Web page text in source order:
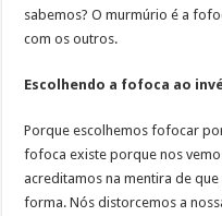
sabemos? O murmúrio é a
com os outros.
Escolhendo a fofoca ao
Porque escolhemos fofocar
fofoca existe porque nos
acreditamos na mentira de
forma. Nós distorcemos a